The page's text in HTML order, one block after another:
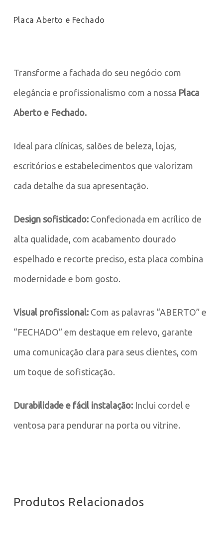
Placa Aberto e Fechado
Transforme a fachada do seu negócio com
elegância e profissionalismo com a nossa Placa
Aberto e Fechado.
Ideal para clínicas, salões de beleza, lojas,
escritórios e estabelecimentos que valorizam
cada detalhe da sua apresentação.
Design sofisticado:Confecionada em acrílico de
alta qualidade, com acabamento dourado
espelhado e recorte preciso, esta placa combina
modernidade e bom gosto.
Visual profissional:Com as palavras “ABERTO” e
“FECHADO” em destaque em relevo, garante
uma comunicação clara para seus clientes, com
um toque de sofisticação.
Durabilidade e fácil instalação:Inclui cordel e
ventosa para pendurar na porta ou vitrine.
Produtos Relacionados